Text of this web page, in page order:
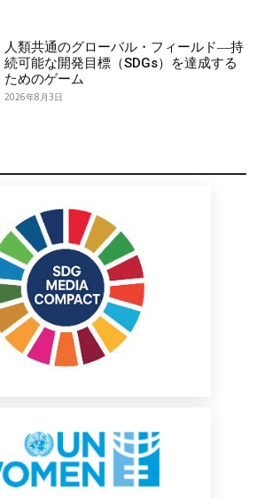
人類共通のグローバル・フィールド―持
続可能な開発目標（SDGs）を達成する
ためのゲーム
2026年8月3日